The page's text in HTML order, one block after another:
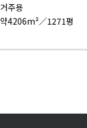
거주용
약4206m²／1271평